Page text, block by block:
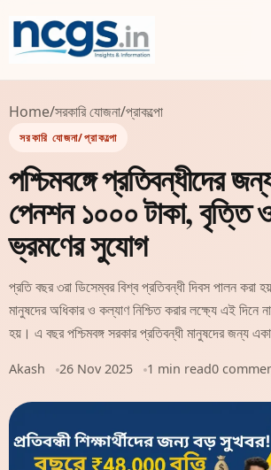
Home/সরকারি যোজনা/প্রাকল্পো
সরকারি যোজনা/প্রাকল্পো
পশ্চিমবঙ্গে প্রতিবন্ধীদের
পেনশন ১০০০ টাকা, বৃত্তি
ভ্রমণের সুযোগ
প্রতি বছর ৩রা ডিসেম্বর বিশ্ব প্রতিবন্ধী দিবস পালন করা
মানুষদের অধিকার ও কল্যাণ নিশ্চিত করার লক্ষ্যে এই দিনে
হয়। এ বছর পশ্চিমবঙ্গ সরকার প্রতিবন্ধী মানুষদের জন্য
Akash 26 Nov 2025 1 min read0